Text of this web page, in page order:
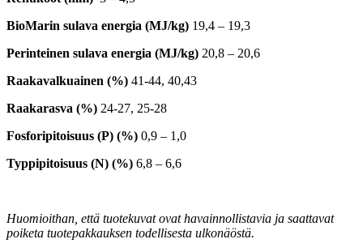
BioMarin sulava energia (MJ/kg) 19,4 – 19,3
Perinteinen sulava energia (MJ/kg) 20,8 – 20,6
Raakavalkuainen (%) 41-44, 40,43
Raakarasva (%) 24-27, 25-28
Fosforipitoisuus (P) (%) 0,9 – 1,0
Typpipitoisuus (N) (%) 6,8 – 6,6
Huomioithan, että tuotekuvat ovat havainnollistavia ja saattavat
poiketa tuotepakkauksen todellisesta ulkonäöstä.